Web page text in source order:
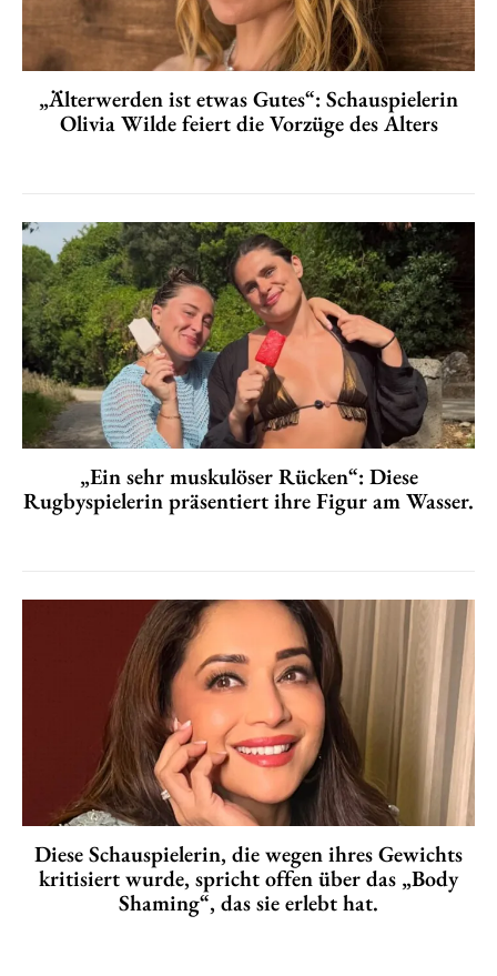
„Älterwerden ist etwas Gutes“: Schauspielerin
Olivia Wilde feiert die Vorzüge des Alters
„Ein sehr muskulöser Rücken“: Diese
Rugbyspielerin präsentiert ihre Figur am Wasser.
Diese Schauspielerin, die wegen ihres Gewichts
kritisiert wurde, spricht offen über das „Body
Shaming“, das sie erlebt hat.